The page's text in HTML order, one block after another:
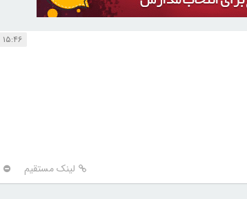
۱۵:۴۶ ۱۳۹۲/۳/۱۳
لینک مستقیم